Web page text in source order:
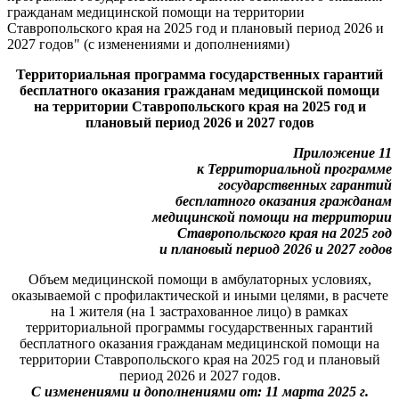
гражданам медицинской помощи на территории
Ставропольского края на 2025 год и плановый период 2026 и
2027 годов" (с изменениями и дополнениями)
Территориальная программа государственных гарантий
бесплатного оказания гражданам медицинской помощи
на территории Ставропольского края на 2025 год и
плановый период 2026 и 2027 годов
Приложение 11
к Территориальной программе
государственных гарантий
бесплатного оказания гражданам
медицинской помощи на территории
Ставропольского края на 2025 год
и плановый период 2026 и 2027 годов
Объем медицинской помощи в амбулаторных условиях,
оказываемой с профилактической и иными целями, в расчете
на 1 жителя (на 1 застрахованное лицо) в рамках
территориальной программы государственных гарантий
бесплатного оказания гражданам медицинской помощи на
территории Ставропольского края на 2025 год и плановый
период 2026 и 2027 годов.
С изменениями и дополнениями от: 11 марта 2025 г.